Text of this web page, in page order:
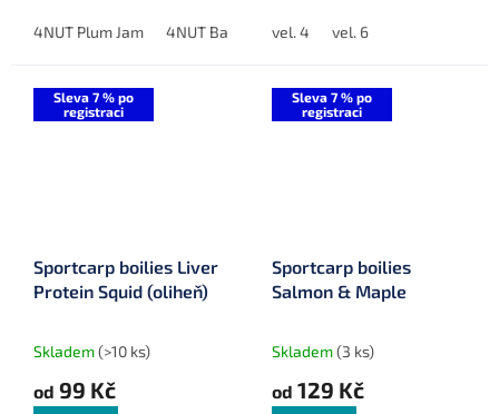
řady, díky čemuž poskytují
4NUT Plum Jam 4NUT Banana Bomb Lake Wizard
šňůrce, připevnit nástrahu
vel. 4 vel. 6
Sleva 7 % po
registraci
Sportcarp boilies Liver
Protein Squid (oliheň)
Skladem(>10 ks)
od 99 Kč
Sleva 7 % po
registraci
Sportcarp boilies
Salmon & Maple
Skladem(3 ks)
od 129 Kč